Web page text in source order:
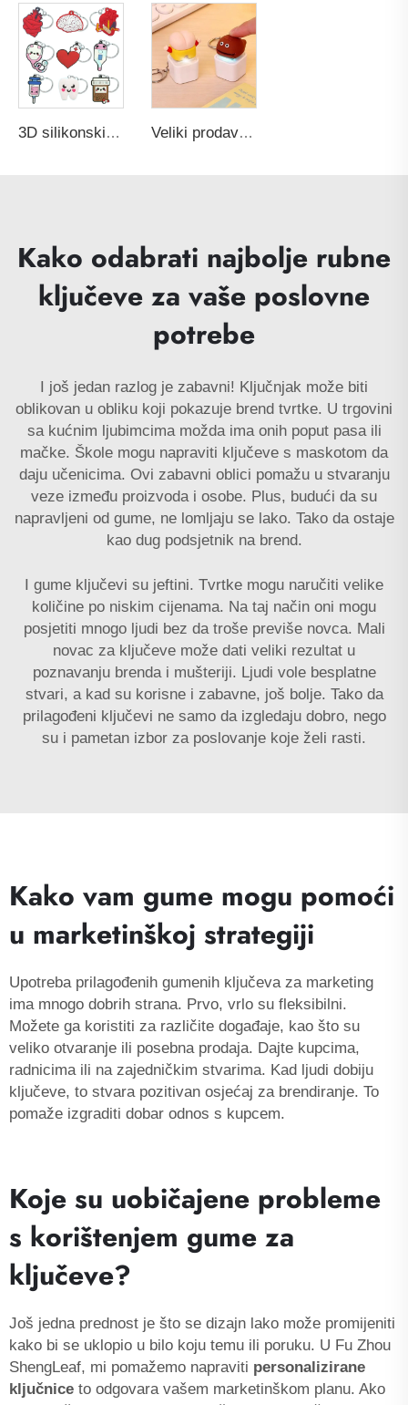
3D silikonski tip za kupanje, mekani PVC gumeni ključavnica, Kawaii slatka medicina, crtić, ključavnica, medicinska sestra, nedjeljni poklon, ključevi Veliki prodavač Custom Yellow Chick Keychain kreativni relieve stres Elektronic Voice igračka u bilo kojem obliku Promocionalni gumeni ključevi
Kako odabrati najbolje rubne
ključeve za vaše poslovne
potrebe
I još jedan razlog je zabavni! Ključnjak može biti
oblikovan u obliku koji pokazuje brend tvrtke. U trgovini
sa kućnim ljubimcima možda ima onih poput pasa ili
mačke. Škole mogu napraviti ključeve s maskotom da
daju učenicima. Ovi zabavni oblici pomažu u stvaranju
veze između proizvoda i osobe. Plus, budući da su
napravljeni od gume, ne lomljaju se lako. Tako da ostaje
kao dug podsjetnik na brend.
I gume ključevi su jeftini. Tvrtke mogu naručiti velike
količine po niskim cijenama. Na taj način oni mogu
posjetiti mnogo ljudi bez da troše previše novca. Mali
novac za ključeve može dati veliki rezultat u
poznavanju brenda i mušteriji. Ljudi vole besplatne
stvari, a kad su korisne i zabavne, još bolje. Tako da
prilagođeni ključevi ne samo da izgledaju dobro, nego
su i pametan izbor za poslovanje koje želi rasti.
Kako vam gume mogu pomoći
u marketinškoj strategiji
Upotreba prilagođenih gumenih ključeva za marketing
ima mnogo dobrih strana. Prvo, vrlo su fleksibilni.
Možete ga koristiti za različite događaje, kao što su
veliko otvaranje ili posebna prodaja. Dajte kupcima,
radnicima ili na zajedničkim stvarima. Kad ljudi dobiju
ključeve, to stvara pozitivan osjećaj za brendiranje. To
pomaže izgraditi dobar odnos s kupcem.
Koje su uobičajene probleme
s korištenjem gume za
ključeve?
Još jedna prednost je što se dizajn lako može promijeniti
kako bi se uklopio u bilo koju temu ili poruku. U Fu Zhou
ShengLeaf, mi pomažemo napraviti personalizirane
ključnice to odgovara vašem marketinškom planu. Ako